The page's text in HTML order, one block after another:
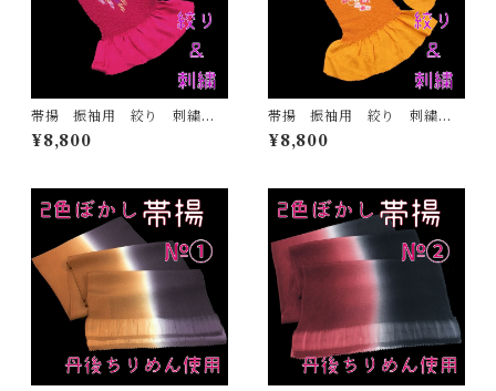
帯揚 振袖用 絞り 刺繍
赤紫 正絹 日本製 着物
ふりそで ママ振 成人式
¥8,800
帯揚 振袖用 絞り 刺繍
山吹色 正絹 日本製 着
物 ふりそで ママ振 成人
¥8,800